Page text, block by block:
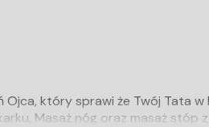
Ojca, który sprawi że Twój Tata
Masaż nóg oraz masaż stóp